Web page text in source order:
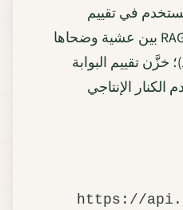
في تقييم
البوابة. تحدَّث فهرس RAG بين عشية وضحاها
تقييم البوابة
الإنتاجي
https://